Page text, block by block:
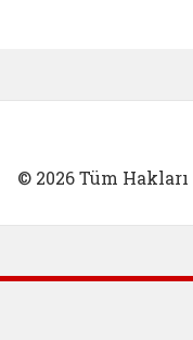
© 2026 Tüm Hakları